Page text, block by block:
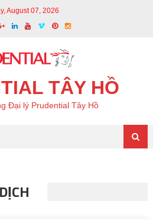
August 07, 2026
TÂY HỒ
Đại lý Prudential Tây Hồ